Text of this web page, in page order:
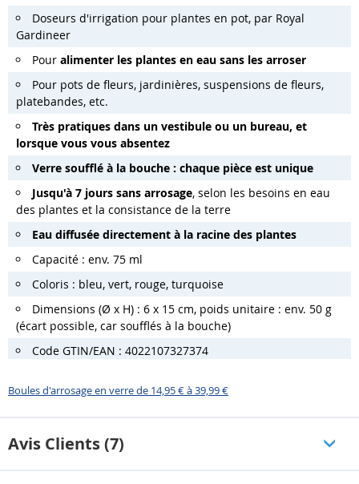
Doseurs d'irrigation pour plantes en pot, par Royal
Gardineer
Pour alimenter les plantes en eau sans les arroser
Pour pots de fleurs, jardinières, suspensions de fleurs,
platebandes, etc.
Très pratiques dans un vestibule ou un bureau, et
lorsque vous vous absentez
Verre soufflé à la bouche : chaque pièce est unique
Jusqu'à 7 jours sans arrosage, selon les besoins en eau
des plantes et la consistance de la terre
Eau diffusée directement à la racine des plantes
Capacité : env. 75 ml
Coloris : bleu, vert, rouge, turquoise
Dimensions (Ø x H) : 6 x 15 cm, poids unitaire : env. 50 g
(écart possible, car soufflés à la bouche)
Code GTIN/EAN : 4022107327374
Boules d'arrosage en verre de 14,95 € à 39,99 €
Avis Clients (7)